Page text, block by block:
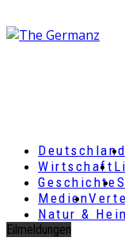
Deutschland
Wirtschaft
Geschichte
Medien
Natur &
Eilmeldungen